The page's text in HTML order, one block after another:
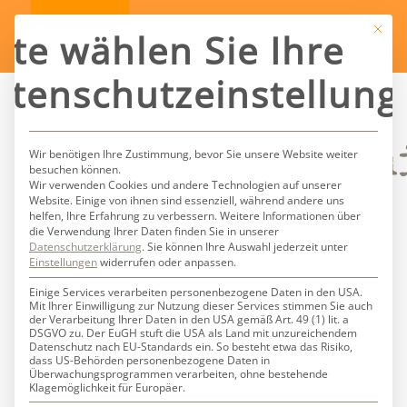
für:AV
Visionen
Mit
wählen Sie Ihre
Wir benötigen Ihre Zustimmung, bevor Sie unsere Website weiter
besuchen können.
Wir verwenden Cookies und andere Technologien auf unserer
Website. Einige von ihnen sind essenziell, während andere uns
helfen, Ihre Erfahrung zu verbessern.Weitere Informationen über
die Verwendung Ihrer Daten finden Sie in unserer
Datenschutzerklärung.Sie können Ihre Auswahl jederzeit unter
Einstellungenwiderrufen oder anpassen.
Einige Services verarbeiten personenbezogene Daten in den USA.
Mit Ihrer Einwilligung zur Nutzung dieser Services stimmen Sie auch
der Verarbeitung Ihrer Daten in den USA gemäß Art. 49 (1) lit. a
DSGVO zu. Der EuGH stuft die USA als Land mit unzureichendem
Datenschutz nach EU-Standards ein. So besteht etwa das Risiko,
dass US-Behörden personenbezogene Daten in
Überwachungsprogrammen verarbeiten, ohne bestehende
Klagemöglichkeit für Europäer.